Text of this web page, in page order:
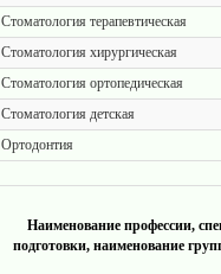
Стоматология терапевтическая
Стоматология хирургическая
Стоматология ортопедическая
Стоматология детская
Ортодонтия
Наименование профессии,
подготовки, наименование